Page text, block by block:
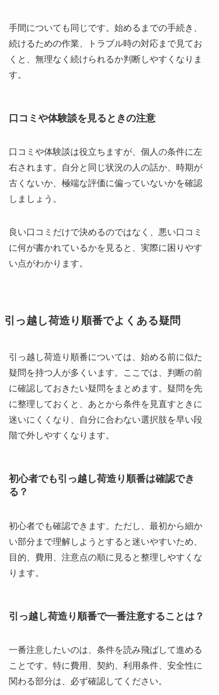
手間についても同じです。始めるまでの手続き、
続けるための作業、トラブル時の対応まで見てお
くと、無理なく続けられるか判断しやすくなりま
す。
口コミや体験談を見るときの注意
口コミや体験談は役立ちますが、個人の条件に左
右されます。自分と同じ状況の人の話か、時期が
古くないか、極端な評価に偏っていないかを確認
しましょう。
良い口コミだけで決めるのではなく、悪い口コミ
に何が書かれているかを見ると、実際に困りやす
い点がわかります。
引っ越し荷造り順番でよくある疑問
引っ越し荷造り順番については、始める前に似た
疑問を持つ人が多くいます。ここでは、判断の前
に確認しておきたい疑問をまとめます。疑問を先
に整理しておくと、あとから条件を見直すときに
迷いにくくなり、自分に合わない選択肢を早い段
階で外しやすくなります。
初心者でも引っ越し荷造り順番は確認でき
る？
初心者でも確認できます。ただし、最初から細か
い部分まで理解しようとすると迷いやすいため、
目的、費用、注意点の順に見ると整理しやすくな
ります。
引っ越し荷造り順番で一番注意することは？
一番注意したいのは、条件を読み飛ばして進める
ことです。特に費用、契約、利用条件、安全性に
関わる部分は、必ず確認してください。